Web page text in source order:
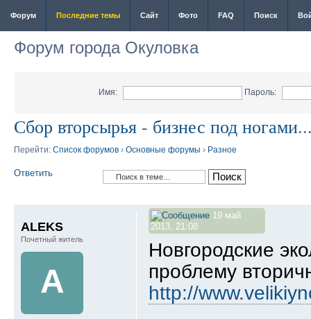
Форум Последние темы Сайт Фото FAQ Поиск
Форум города Окуловка
Имя: Пароль:
Сбор вторсырья - бизнес под
Перейти: Список форумов › Основные форумы › Разное
Ответить
19 май
2013, 21:08
Новгородские
проблему
http://
ALEKS
Почетный житель
A